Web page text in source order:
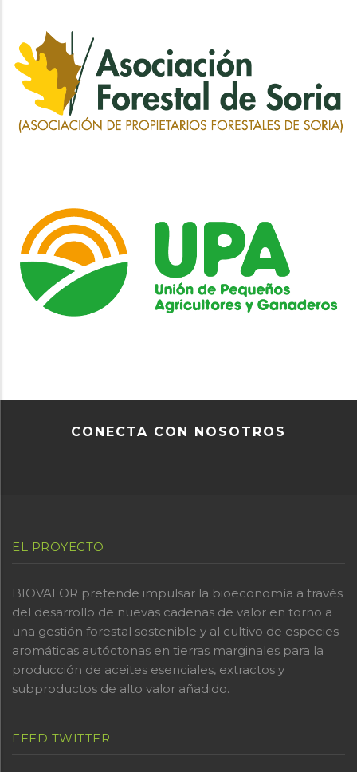
CONECTA CON NOSOTROS
EL PROYECTO
BIOVALOR pretende impulsar la bioeconomía a través
del desarrollo de nuevas cadenas de valor en torno a
una gestión forestal sostenible y al cultivo de especies
aromáticas autóctonas en tierras marginales para la
producción de aceites esenciales, extractos y
subproductos de alto valor añadido.
FEED TWITTER